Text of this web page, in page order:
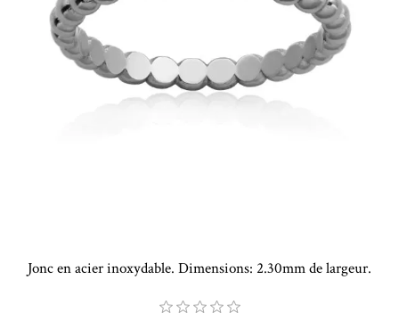
Jonc en acier inoxydable. Dimensions: 2.30mm de largeur.